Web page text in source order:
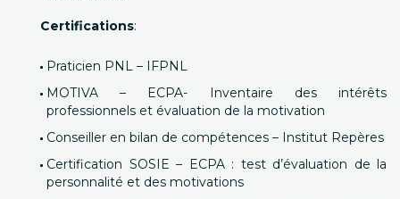
Certifications:
Praticien PNL – IFPNL
MOTIVA – ECPA- Inventaire des intérêts
professionnels et évaluation de la motivation
Conseiller en bilan de compétences – Institut Repères
Certification SOSIE – ECPA : test d’évaluation de la
personnalité et des motivations